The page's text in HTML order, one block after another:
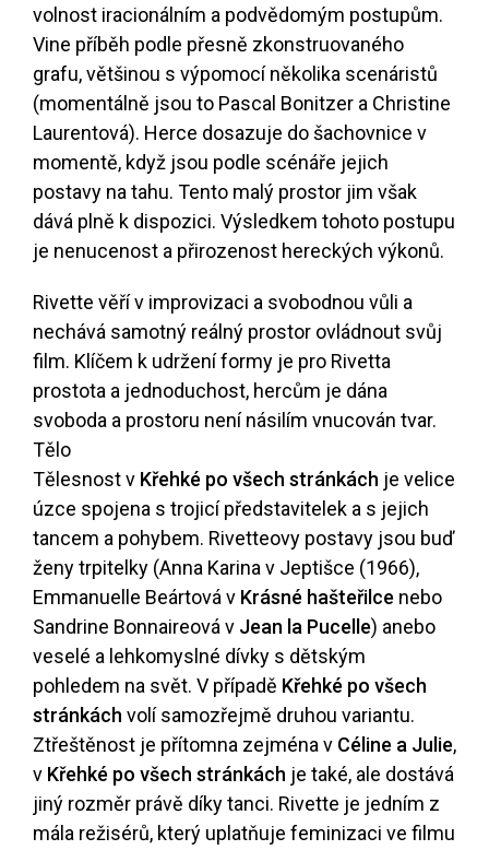
volnost iracionálním a podvědomým postupům.
Vine příběh podle přesně zkonstruovaného
grafu, většinou s výpomocí několika scenáristů
(momentálně jsou to Pascal Bonitzer a Christine
Laurentová). Herce dosazuje do šachovnice v
momentě, když jsou podle scénáře jejich
postavy na tahu. Tento malý prostor jim však
dává plně k dispozici. Výsledkem tohoto postupu
je nenucenost a přirozenost hereckých výkonů.
Rivette věří v improvizaci a svobodnou vůli a
nechává samotný reálný prostor ovládnout svůj
film. Klíčem k udržení formy je pro Rivetta
prostota a jednoduchost, hercům je dána
svoboda a prostoru není násilím vnucován tvar.
Tělo
Tělesnost v Křehké po všech stránkách je velice
úzce spojena s trojicí představitelek a s jejich
tancem a pohybem. Rivetteovy postavy jsou buď
ženy trpitelky (Anna Karina v Jeptišce (1966),
Emmanuelle Beártová v Krásné hašteřilce nebo
Sandrine Bonnaireová v Jean la Pucelle) anebo
veselé a lehkomyslné dívky s dětským
pohledem na svět. V případě Křehké po všech
stránkách volí samozřejmě druhou variantu.
Ztřeštěnost je přítomna zejména v Céline a Julie,
v Křehké po všech stránkách je také, ale dostává
jiný rozměr právě díky tanci. Rivette je jedním z
mála režisérů, který uplatňuje feminizaci ve filmu